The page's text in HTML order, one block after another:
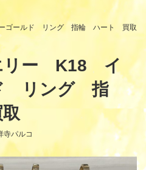
ゴールド リング 指輪 ハート 買取
リー K18 イ
リング 指
寺パルコ